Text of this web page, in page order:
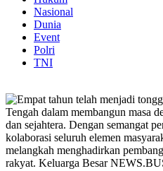
Nasional
Dunia
Event
Polri
TNI